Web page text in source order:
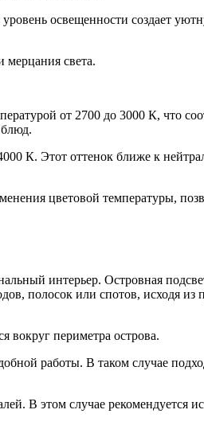
освещенности создает
света.
от 2700 до 3000 К, что
блюд.
К. Этот оттенок ближе к
цветовой температуры,
интерьер. Островная
полосок или спотов, исходя из
вокруг периметра острова.
работы. В таком случае
В этом случае рекомендуется